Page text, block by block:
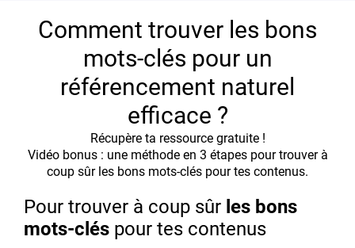
Comment trouver les bons
mots-clés pour un
référencement naturel
efficace ?
Récupère ta ressource gratuite !
Vidéo bonus : une méthode en 3 étapes pour trouver à
coup sûr les bons mots-clés pour tes contenus.
Pour trouver à coup sûr les bons
mots-clés pour tes contenus